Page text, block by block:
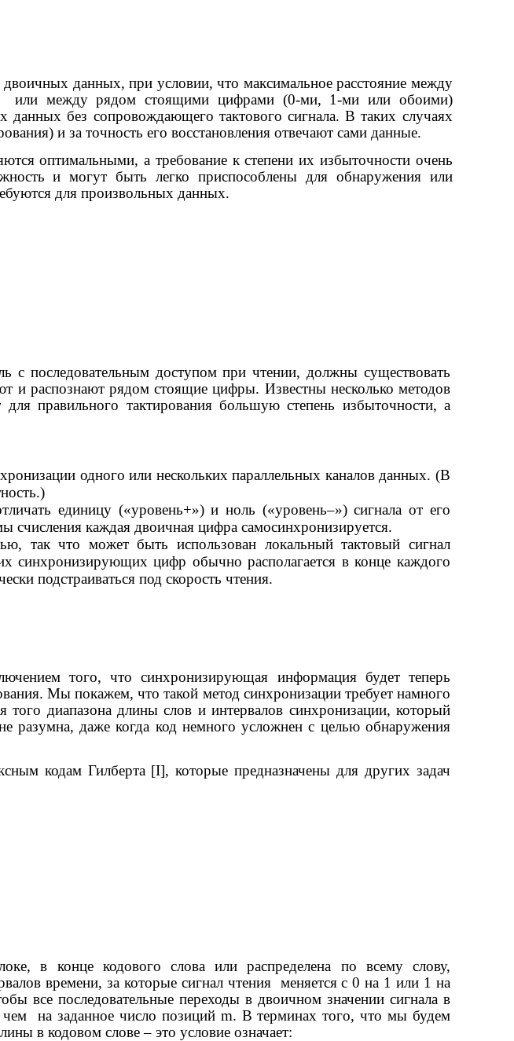
двоичных данных, при условии, что максимальное расстояние между
или между рядом стоящими цифрами (0-ми, 1-ми или обоими)
без сопровождающего тактового сигнала. В таких случаях
и за точность его восстановления отвечают сами данные.
оптимальными, а требование к степени их избыточности очень
и могут быть легко приспособлены для обнаружения или
для произвольных данных.
с последовательным доступом при чтении, должны существовать
и распознают рядом стоящие цифры. Известны несколько методов
правильного тактирования большую степень избыточности, а
одного или нескольких параллельных каналов данных. (В
единицу («уровень+») и ноль («уровень–») сигнала от его
счисления каждая двоичная цифра самосинхронизируется.
так что может быть использован локальный тактовый сигнал
синхронизирующих цифр обычно располагается в конце каждого
подстраиваться под скорость чтения.
того, что синхронизирующая информация будет теперь
Мы покажем, что такой метод синхронизации требует намного
диапазона длины слов и интервалов синхронизации, который
разумна, даже когда код немного усложнен с целью обнаружения
кодам Гилберта [I], которые предназначены для других задач
в конце кодового слова или распределена по всему слову,
времени, за которые сигнал чтения меняется с 0 на 1 или 1 на
все последовательные переходы в двоичном значении сигнала в
чем на заданное число позиций m. В терминах того, что мы будем
в кодовом слове – это условие означает: